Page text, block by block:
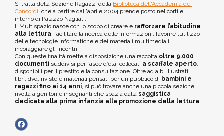
Si tratta della Sezione Ragazzi della Biblioteca dell'Accademia dei
Concordi, che a partire dall'aprile 2004 prende posto nel cortile
interno di Palazzo Nagliati.
Il Multispazio nasce con lo scopo di creare e rafforzare l’abitudine
alla lettura, facilitare la ricerca delle informazioni, favorire l’utilizzo
delle tecnologie informatiche e dei materiali multimediali,
incoraggiare gli incontri.
Con queste finalità mette a disposizione una raccolta oltre 9.000
documenti suddivisi per fasce d’età, collocati a scaffale aperto,
disponibili per il prestito e la consultazione. Oltre ad albi illustrati,
libri, dvd, riviste e materiali pensati per un pubblico di bambini e
ragazzi fino ai 14 anni, si può trovare anche una piccola sezione
rivolta a genitori e insegnanti che spazia dalla saggistica
dedicata alla prima infanzia alla promozione della lettura.